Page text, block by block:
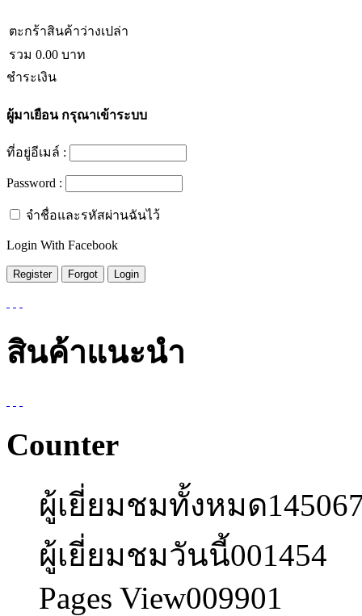
ตะกร้าสินค้าว่างเปล่า
รวม 0.00 บาท
ชำระเงิน
ผู้มาเยือนกรุณาเข้าระบบ
ที่อยู่อีเมล์ :
Password :
จำชื่อและรหัสผ่านฉันไว้
Login With Facebook
สินค้าแนะนำ
Counter
ผู้เยี่ยมชมทั้งหมด
ผู้เยี่ยมชมวันนี้001454
Pages View009901